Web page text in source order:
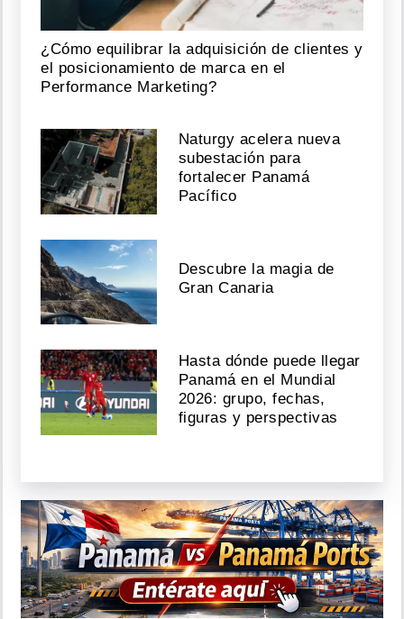
¿Cómo equilibrar la adquisición de clientes y
el posicionamiento de marca en el
Performance Marketing?
Naturgy acelera nueva
subestación para
fortalecer Panamá
Pacífico
Descubre la magia de
Gran Canaria
Hasta dónde puede llegar
Panamá en el Mundial
2026: grupo, fechas,
figuras y perspectivas